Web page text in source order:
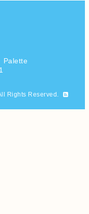
Palette
Rights Reserved.